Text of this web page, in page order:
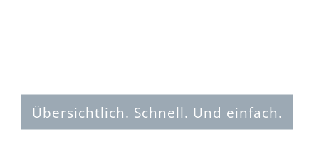
Übersichtlich. Schnell. Und einfach.